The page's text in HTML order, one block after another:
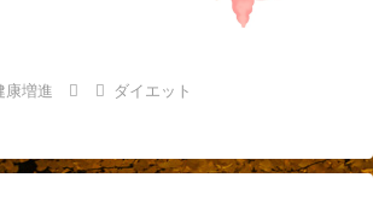
康増進 ダイエット